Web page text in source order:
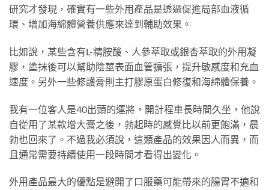
研究才發現，確實有一些外用產品是透過促進局部血液循
環、增加海綿體營養供應來達到輔助效果。
比如說，某些含有L-精胺酸、人參萃取或銀杏萃取的外用凝
膠，塗抹後可以幫助陰莖表面血管擴張，提升敏感度和充血
速度。另外一些修護膏則主打膠原蛋白修復和海綿體保養。
我有一位客人是40出頭的運將，開計程車長時間久坐，他說
自從用了某款增大膏之後，勃起時的感覺比以前更飽滿，晨
勃也回來了。不過我必須說，這類產品的效果因人而異，而
且通常需要持續使用一段時間才看得出變化。
外用產品最大的優點是避開了口服藥可能帶來的腸胃不適和